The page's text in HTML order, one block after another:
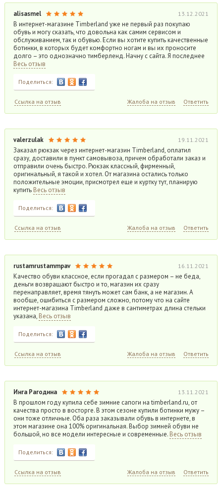
alisasmel 13.12.2021
В интернет-магазине Timberland уже не первый раз покупаю
обувь и могу сказать, что довольна как самим сервисом и
обслуживанием, так и обувью. Если вы хотите купить качественные
ботинки, в которых будет комфортно ногам и вы их проносите
долго – это однозначно тимберленд. Начну с сайта. Я последнее
Весь отзыв
Поделиться:
Ссылка на отзыв Жалоба на отзыв Ответить
valerzulak 19.11.2021
Заказал рюкзак через интернет-магазин Timberland, оплатил
сразу, доставили в пункт самовывоза, причем обработали заказ и
отправили очень быстро. Рюкзак классный, фирменный,
оригинальный, я такой и хотел. От магазина остались только
положительные эмоции, присмотрел еще и куртку тут, планирую
купить Весь отзыв
Поделиться:
Ссылка на отзыв Жалоба на отзыв Ответить
rustamrustammpav 16.11.2021
Качество обуви классное, если прогадал с размером – не беда,
деньги возвращают быстро и то, магазин их сразу
перенаправляет, время тянуть может сам банк, а не магазин. А
вообще, ошибиться с размером сложно, потому что на сайте
интернет-магазина Timberland даже в сантиметрах длина стельки
указана, Весь отзыв
Поделиться:
Ссылка на отзыв Жалоба на отзыв Ответить
Инга Рагодина 13.11.2021
В прошлом году купила себе зимние сапоги на timberland.ru, от
качества просто в восторге. В этом сезоне купили ботинки мужу –
они тоже отличные. Оба раза заказывали обувь в интернете, в
этом магазине она 100% оригинальная. Выбор зимней обуви не
большой, но все модели интересные и современные. Весь отзыв
Поделиться:
Ссылка на отзыв Жалоба на отзыв Ответить